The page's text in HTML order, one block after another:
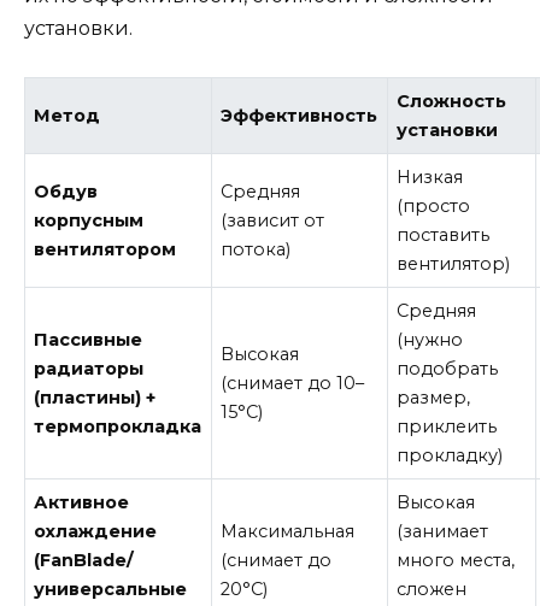
установки.
Метод Эффективность
Сложность
установки
Обдув
корпусным
вентилятором
Средняя
(зависит от
потока)
Низкая
(просто
поставить
вентилятор)
Пассивные
радиаторы
(пластины) +
термопрокладка
Высокая
(снимает до 10–
15°C)
Средняя
(нужно
подобрать
размер,
приклеить
прокладку)
Активное
охлаждение
(FanBlade/
универсальные
Максимальная
(снимает до
20°C)
Высокая
(занимает
много места,
сложен